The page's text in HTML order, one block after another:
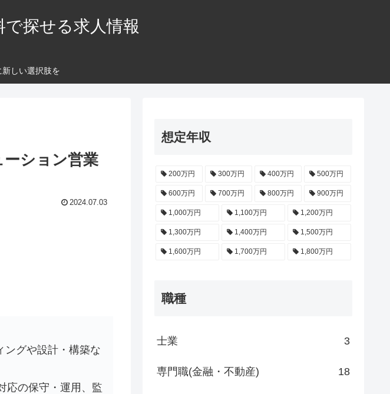
探せる求人情報
しい選択肢を
ーション営業
2024.07.03
ングや設計・構築な
応の保守・運用、監
想定年収
200万円 300万円 400万円 500万円
600万円 700万円 800万円 900万円
1,000万円 1,100万円 1,200万円
1,300万円 1,400万円 1,500万円
1,600万円 1,700万円 1,800万円
職種
士業 3
専門職(金融・不動産) 18